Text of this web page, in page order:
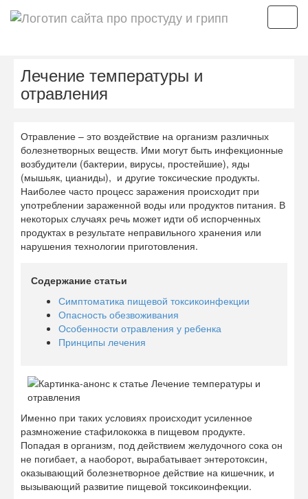
Лечение температуры и
отравления
Отравление – это воздействие на организм различных
болезнетворных веществ. Ими могут быть инфекционные
возбудители (бактерии, вирусы, простейшие), яды
(мышьяк, цианиды), и другие токсические продукты.
Наиболее часто процесс заражения происходит при
употреблении зараженной воды или продуктов питания. В
некоторых случаях речь может идти об испорченных
продуктах в результате неправильного хранения или
нарушения технологии приготовления.
Содержание статьи
Симптоматика пищевой токсикоинфекции
Опасность обезвоживания
Особенности отравления у ребенка
Принципы лечения
Именно при таких условиях происходит усиленное
размножение стафилококка в пищевом продукте.
Попадая в организм, под действием желудочного сока он
не погибает, а наоборот, вырабатывает энтеротоксин,
оказывающий болезнетворное действие на кишечник, и
вызывающий развитие пищевой токсикоинфекции.